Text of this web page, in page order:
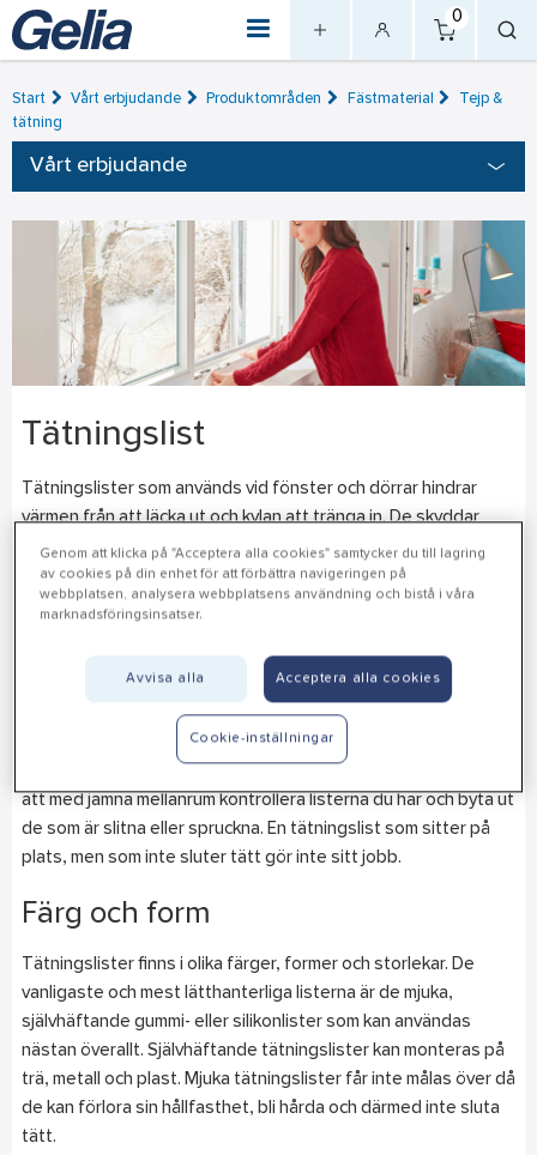
0
Start Vårt erbjudande Produktområden Fästmaterial
Tejp &
tätning
Vårt erbjudande
Tätningslist
Tätningslister som används vid fönster och dörrar hindrar
värmen från att läcka ut och kylan att tränga in. De skyddar
också mot drag, damm, smuts och pollen samtidigt som buller
och ljud dämpas. Du får en bättre inomhusmiljö och genom att
förhindra att värmeläckage sparar du på din energiförbrukning.
Även om tätningslister har lång livslängd är den inte oändlig.
De påverkas av av friktionen när fönstret eller dörren öppnas
och stängs, av solens UV-strålar, av trycket mellan
fönsterbåge och karm. Med åren förlorar tätningslisterna till
att med jämna mellanrum kontrollera listerna du har och byta ut
de som är slitna eller spruckna. En tätningslist som sitter på
plats, men som inte sluter tätt gör inte sitt jobb.
Färg och form
Tätningslister finns i olika färger, former och storlekar. De
vanligaste och mest lätthanterliga listerna är de mjuka,
självhäftande gummi- eller silikonlister som kan användas
nästan överallt. Självhäftande tätningslister kan monteras på
trä, metall och plast. Mjuka tätningslister får inte målas över då
de kan förlora sin hållfasthet, bli hårda och därmed inte sluta
tätt.
Genom att klicka på "Acceptera alla cookies" samtycker du till lagring
av cookies på din enhet för att förbättra navigeringen på
webbplatsen, analysera webbplatsens användning och bistå i våra
marknadsföringsinsatser.
Avvisa alla Acceptera alla cookies
Cookie-inställningar